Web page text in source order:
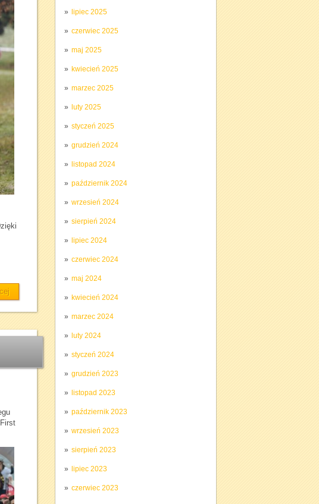
lipiec 2025
czerwiec 2025
maj 2025
kwiecień 2025
marzec 2025
luty 2025
styczeń 2025
grudzień 2024
listopad 2024
październik 2024
wrzesień 2024
sierpień 2024
lipiec 2024
czerwiec 2024
maj 2024
kwiecień 2024
marzec 2024
luty 2024
styczeń 2024
grudzień 2023
listopad 2023
październik 2023
wrzesień 2023
sierpień 2023
lipiec 2023
czerwiec 2023